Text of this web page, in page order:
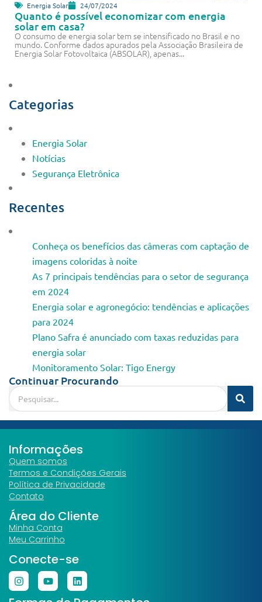
Energia Solar 24/07/2024
Quanto é possível economizar com energia
solar em casa?
O consumo de energia solar tem se intensificado no Brasil e no
mundo. Conforme dados apurados pela Associação Brasileira de
Energia Solar Fotovoltaica (ABSOLAR), apenas...
Categorias
Energia Solar
Notícias
Segurança Eletrônica
Recentes
Conheça os benefícios das câmeras com captação de
imagens coloridas à noite
As 7 principais tendências para o setor de segurança
em 2024
Energia solar e agronegócio: tendências e aplicações
para 2024
Plano Safra é anunciado com taxas reduzidas para
energia solar
Monitoramento Solar: Tigo Energy
Continuar Procurando
Informações
Quem somos
Termos e Condições Gerais
Política de Privacidade
Contato
Área do Cliente
Minha Conta
Meu Carrinho
Conecte-se